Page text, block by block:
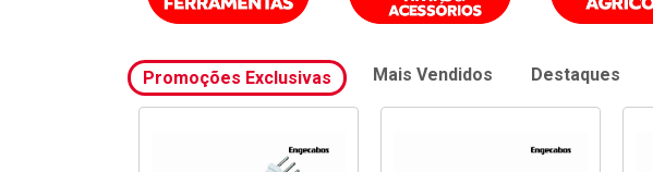
Promoções Exclusivas Mais Vendidos Destaques